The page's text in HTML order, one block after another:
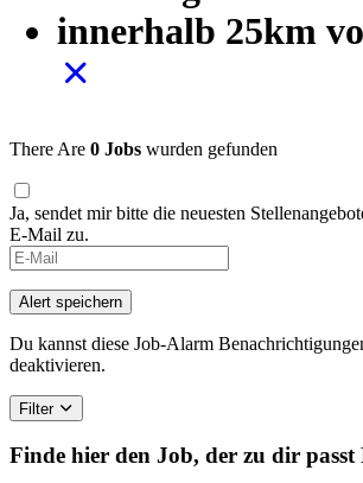
innerhalb 25km
There Are 0 Jobs wurden gefunden
Ja, sendet mir bitte die neuesten
E-Mail zu.
If
you
are
a
human,
ignore
field
Alert speichern
Du kannst diese Job-Alarm
deaktivieren.
Filter
Finde hier den Job, der zu dir passt